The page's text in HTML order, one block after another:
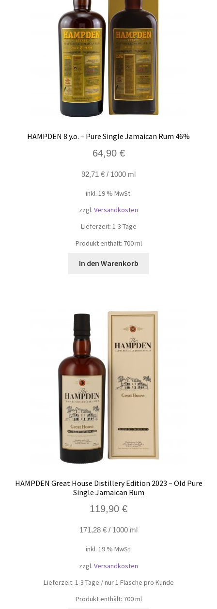
HAMPDEN 8 y.o. – Pure Single Jamaican Rum 46%
64,90 €
92,71 € / 1000 ml
inkl. 19 % MwSt.
zzgl. Versandkosten
Lieferzeit: 1-3 Tage
Produkt enthält: 700ml
In den Warenkorb
HAMPDEN Great House Distillery Edition 2023 – Old Pure
Single Jamaican Rum
119,90 €
171,28 € / 1000 ml
inkl. 19 % MwSt.
zzgl. Versandkosten
Lieferzeit: 1-3 Tage / nur 1 Flasche pro Kunde
Produkt enthält: 700ml